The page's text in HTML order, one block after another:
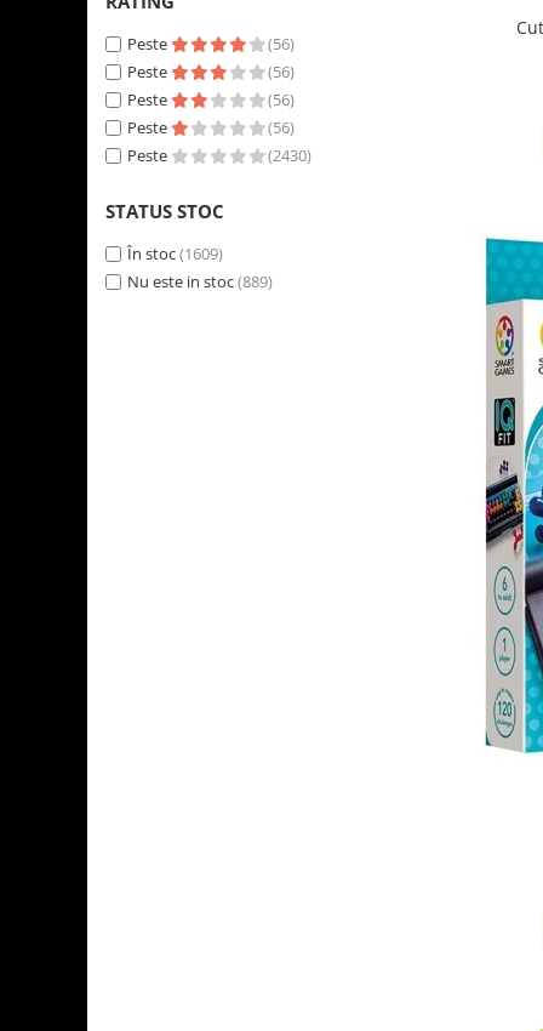
Peste
(56)
Peste
(56)
Peste
(56)
Peste
(56)
Peste
(2430)
STATUS STOC
În stoc(1609)
Nu este in stoc(889)